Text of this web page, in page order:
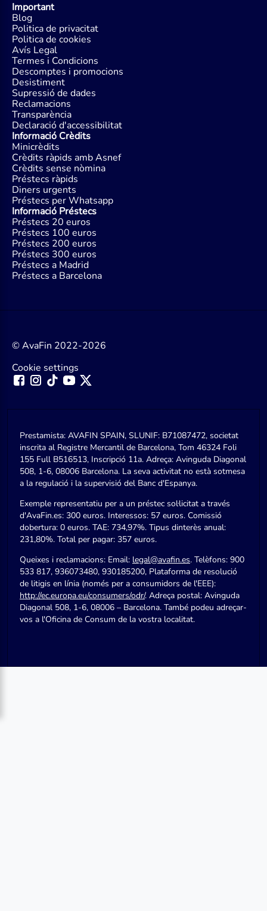
Important
Blog
Politica de privacitat
Politica de cookies
Avís Legal
Termes i Condicions
Descomptes i promocions
Desistiment
Supressió de dades
Reclamacions
Transparència
Declaració d'accessibilitat
Informació Crèdits
Minicrèdits
Crèdits ràpids amb Asnef
Crèdits sense nòmina
Préstecs ràpids
Diners urgents
Préstecs per Whatsapp
Informació Préstecs
Préstecs 20 euros
Préstecs 100 euros
Préstecs 200 euros
Préstecs 300 euros
Préstecs a Madrid
Préstecs a Barcelona
© AvaFin 2022-2026
Cookie settings
Prestamista: AVAFIN SPAIN, SLUNIF: B71087472, societat
inscrita al Registre Mercantil de Barcelona, Tom 46324 Foli
155 Full B516513, Inscripció 11a. Adreça: Avinguda Diagonal
508, 1-6, 08006 Barcelona. La seva activitat no està sotmesa
a la regulació i la supervisió del Banc d'Espanya.
Exemple representatiu per a un préstec sol·licitat a través
d'AvaFin.es: 300 euros. Interessos: 57 euros. Comissió
dobertura: 0 euros. TAE: 734,97%. Tipus dinterès anual:
231,80%. Total per pagar: 357 euros.
Queixes i reclamacions: Email: legal@avafin.es. Telèfons: 900
533 817, 936073480, 930185200, Plataforma de resolució
de litigis en línia (només per a consumidors de l'EEE):
http://ec.europa.eu/consumers/odr/. Adreça postal: Avinguda
Diagonal 508, 1-6, 08006 – Barcelona. També podeu adreçar-
vos a l'Oficina de Consum de la vostra localitat.